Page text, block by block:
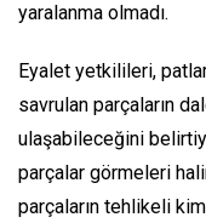
yaralanma olmadı.
Eyalet yetkilileri,
savrulan parçaların
ulaşabileceğini
parçalar görmeleri
parçaların tehlikeli